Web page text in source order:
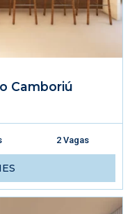
Camboriú
2 Vagas